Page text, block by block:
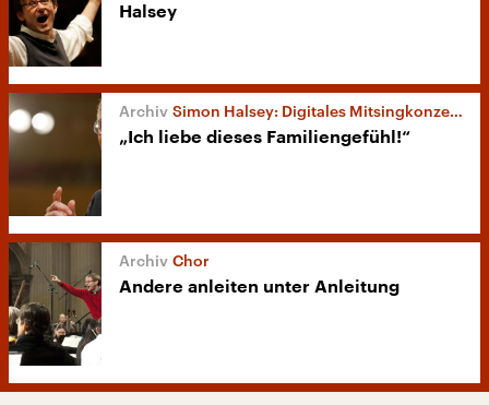
Halsey
Simon Halsey: Digitales Mitsingkonzert des Rundfunkchors Berlin
„Ich liebe dieses Familiengefühl!“
Chor
Andere anleiten unter Anleitung